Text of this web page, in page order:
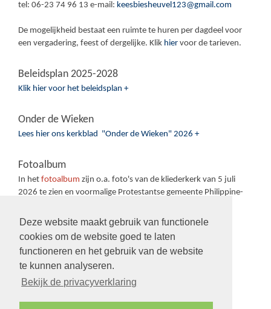
Deze website maakt gebruik van functionele
cookies om de website goed te laten
functioneren en het gebruik van de website
te kunnen analyseren.
Bekijk de privacyverklaring
tel: 06-23 74 96 13 e-mail: keesbiesheuvel123@gmail.com
De mogelijkheid bestaat een ruimte te huren per dagdeel voor
een vergadering, feest of dergelijke. Klik hier voor de tarieven.
Beleidsplan 2025-2028
Klik hier voor het beleidsplan +
Onder de Wieken
Lees hier ons kerkblad "Onder de Wieken" 2026 +
Fotoalbum
In het fotoalbum zijn o.a. foto's van de kliederkerk van 5 juli
2026 te zien en voormalige Protestantse gemeente Philippine-
Volg ons op: